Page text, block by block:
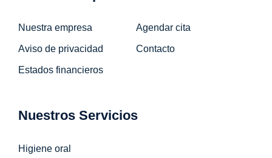
Nuestra empresa Agendar cita
Aviso de privacidad Contacto
Estados financieros
Nuestros Servicios
Higiene oral